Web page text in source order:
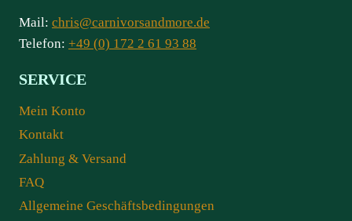
Mail: chris@carnivorsandmore.de
Telefon: +49 (0) 172 2 61 93 88
SERVICE
Mein Konto
Kontakt
Zahlung & Versand
FAQ
Allgemeine Geschäftsbedingungen